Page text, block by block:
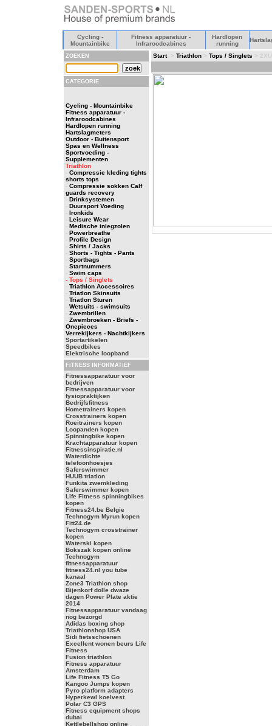
Cycling -
Mountainbike
Fitness apparatuur -
Infraroodcabines
Hardlopen
running
ZOEKEN
CATEGORIE
Cycling - Mountainbike
Fitness apparatuur -
Infraroodcabines
Hardlopen running
Hartslagmeters
Outdoor - Buitensport
Spas en Wellness
Sportvoeding -
Supplementen
Triathlon
- Compressie kleding tights
shorts tops
- Compressie sokken Calf
guards recovery
- Drinksystemen
- Duursport Voeding
- Ironkids
- Leisure Wear
- Medische inlegzolen
- Powerbreathe
- Profile Design
- Shirts / Jacks
- Shorts - Tights - Pants
- Sportbags
- Startnummers
- Swim caps
- Tops / Singlets
- Triathlon Accessoires
- Triatlon Skinsuits
- Triatlon Sturen
- Wetsuits - swimsuits
- Zwembrillen
- Zwembroeken - Briefs -
Onepieces
Verrekijkers - Nachtkijkers
Sportartikelen
Speedbikes
Elektrische loopband
FITNESS INFORMATIEF
Fitnessapparatuur voor
bedrijven
Fitnessapparatuur voor
fysiopraktijken
Bedrijfsfitness
Hometrainers kopen
Crosstrainers kopen
Roeitrainers kopen
Loopanden kopen
Spinningbike kopen
Krachtapparatuur kopen
Fitnessinspiratie.nl
Waterdichte
telefoonhoesjes
Saferswimmer
HUUB triatlon
Funkita zwemkleding
Saferswimmer kopen
Life Fitness spinningbikes
kopen
Fitness24.be Belgie
Technogym Myrun kopen
Fitt24.de
Technogym crosstrainer
kopen
Waterski kopen
Bokszak kopen online
Technogym
fitnessapparatuur
fitness24.nl you tube
kanaal
Zone3 Triathlon shop
Bijenkorf dolle dwaze
dagen Power Plate aktie
2014
Fitnessapparatuur vandaag
nog bezorgd
Adidas boxing shop
Triathlonshop USA
Sidi fietsschoenen
Excellent wonen beurs Life
Fitness
Fusion triathlon
Fitness apparatuur
Amsterdam
Life Fitness T5 Go
Kangoo Jumps kopen
Pyro platform adapters
Hyperkewl koelvest
Polar C3 GPS
Fitness equipment shops
dubai
Kettlebellshop online
Start> Triathlon > Tops / Singlets >